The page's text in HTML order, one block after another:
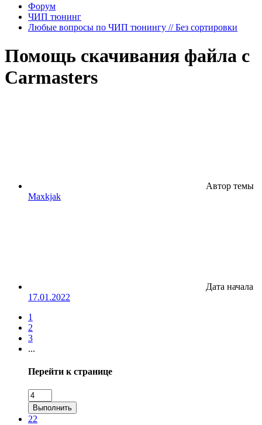
Форум
ЧИП тюнинг
Любые вопросы по ЧИП тюнингу // Без сортировки
Помощь скачивания файла с
Carmasters
Автор темы
Maxkjak
Дата начала
17.01.2022
1
2
3
...
Перейти к странице
Выполнить
22